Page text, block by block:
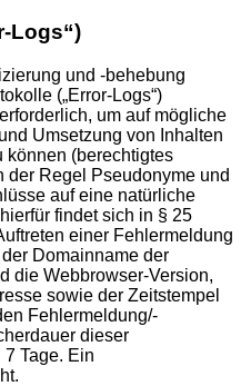
Logs“)
und -behebung
(„Error-Logs“)
um auf mögliche
Umsetzung von Inhalten
können (berechtigtes
der Regel Pseudonyme und
auf eine natürliche
findet sich in § 25
einer Fehlermeldung
Domainname der
die Webbrowser-Version,
sowie der Zeitstempel
Fehlermeldung/-
dieser
Tage. Ein